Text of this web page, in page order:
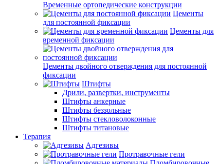
Временные ортопедические конструкции
Цементы
для постоянной фиксации
Цементы для
временной фиксации
Цементы двойного отверждения для постоянной
фиксации
Штифты
Дрили, развертки, инструменты
Штифты анкерные
Штифты беззольные
Штифты стекловолоконные
Штифты титановые
Терапия
Адгезивы
Протравочные гели